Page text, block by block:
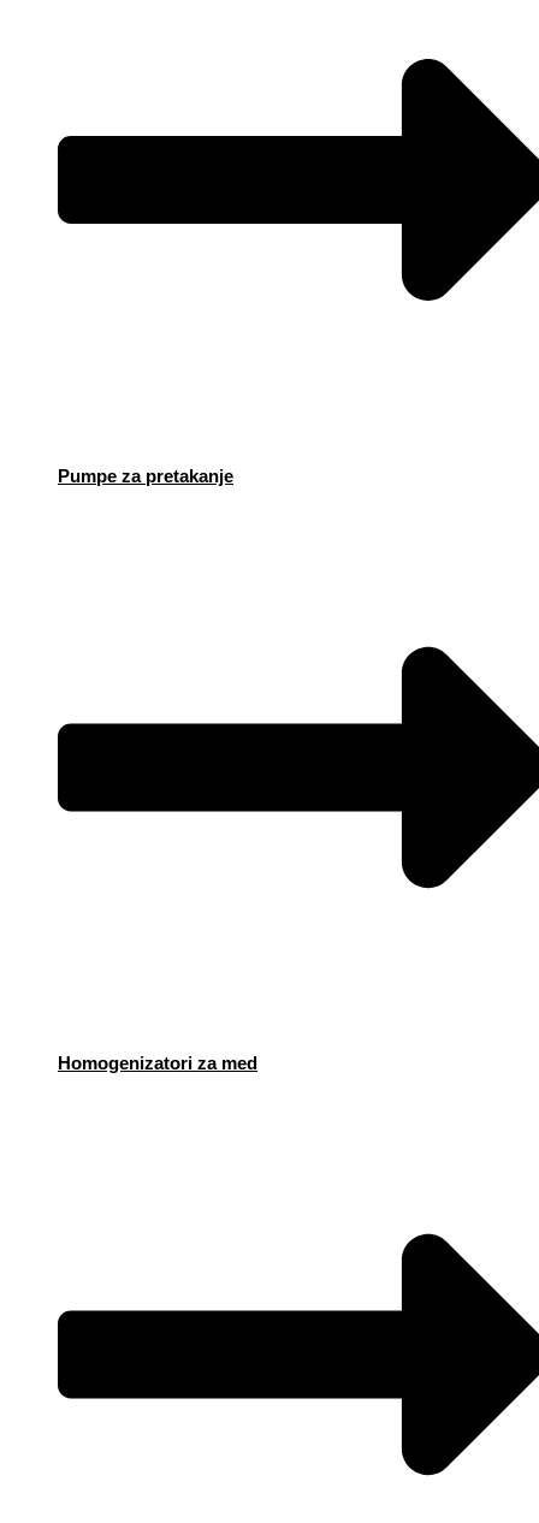
Pumpe za pretakanje
Homogenizatori za med